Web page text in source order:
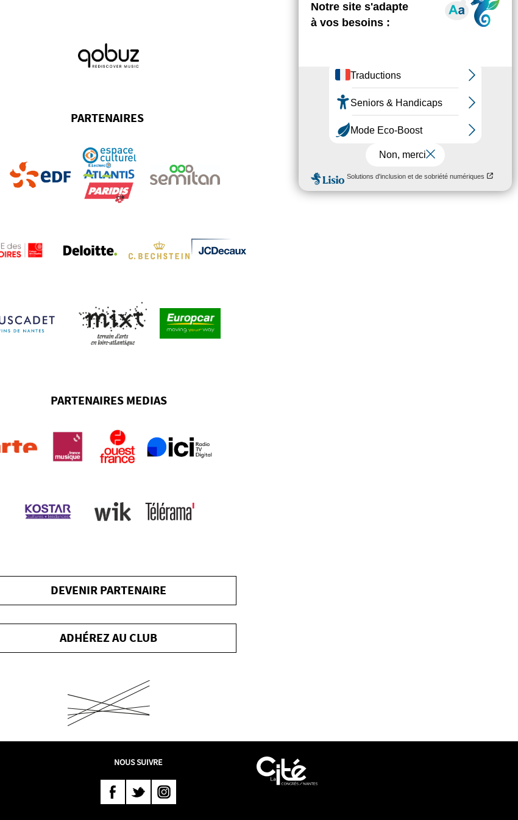
PARTENAIRES
PARTENAIRES MEDIAS
DEVENIR PARTENAIRE
ADHÉREZ AU CLUB
NOUS SUIVRE
Suivez- Suivez- Suivez-